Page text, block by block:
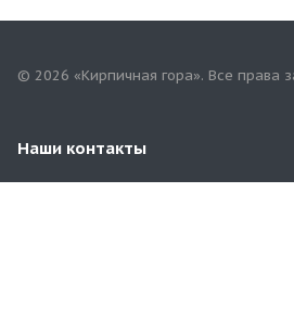
© 2026 «Кирпичная гора». Все права
Наши контакты
+7(958)268-82-02